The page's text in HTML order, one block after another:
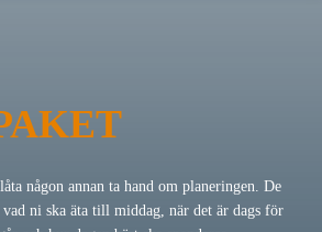
någon annan ta hand om planeringen. De
ni ska äta till middag, när det är dags för